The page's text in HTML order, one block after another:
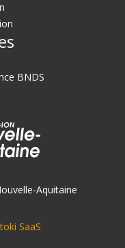
BNDS
Aquitaine
SaaS